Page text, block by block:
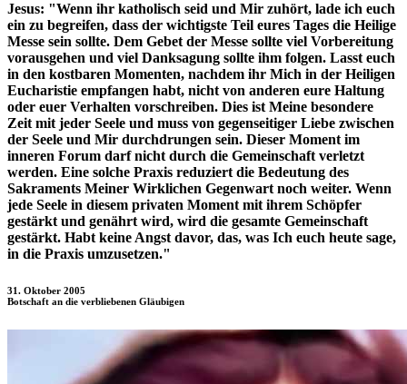
Jesus: "Wenn ihr katholisch seid und Mir zuhört, lade ich euch
ein zu begreifen, dass der wichtigste Teil eures Tages die Heilige
Messe sein sollte. Dem Gebet der Messe sollte viel Vorbereitung
vorausgehen und viel Danksagung sollte ihm folgen. Lasst euch
in den kostbaren Momenten, nachdem ihr Mich in der Heiligen
Eucharistie empfangen habt, nicht von anderen eure Haltung
oder euer Verhalten vorschreiben. Dies ist Meine besondere
Zeit mit jeder Seele und muss von gegenseitiger Liebe zwischen
der Seele und Mir durchdrungen sein. Dieser Moment im
inneren Forum darf nicht durch die Gemeinschaft verletzt
werden. Eine solche Praxis reduziert die Bedeutung des
Sakraments Meiner Wirklichen Gegenwart noch weiter. Wenn
jede Seele in diesem privaten Moment mit ihrem Schöpfer
gestärkt und genährt wird, wird die gesamte Gemeinschaft
gestärkt. Habt keine Angst davor, das, was Ich euch heute sage,
in die Praxis umzusetzen."
31. Oktober 2005
Botschaft an die verbliebenen Gläubigen